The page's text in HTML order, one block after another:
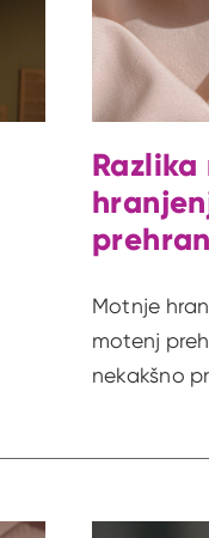
Motnje
motenj
nekakšno